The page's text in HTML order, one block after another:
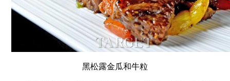
黑松露金瓜和牛粒